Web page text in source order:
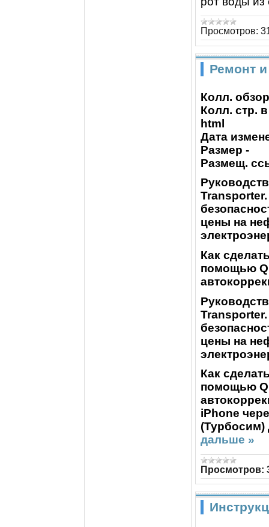
Просмотров:
Ремонт
Колл.
Колл. стр.
html
Дата
Размер -
Размещ.
цены на
Как
помощью
цены на
Как
помощью
iPhone
дальше »
Просмотров: